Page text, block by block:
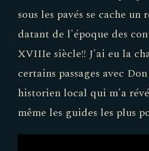
sous les pavés se cache un
datant de l'époque des
XVIIIe siècle!! J'ai eu la
certains passages avec
historien local qui m'a
même les guides les plus